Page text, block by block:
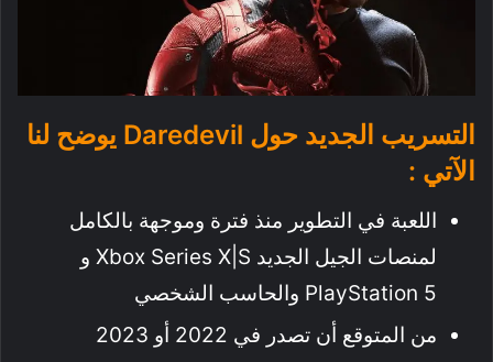
التسريب الجديد حول Daredevil يوضح لنا
الآتي :
اللعبة في التطوير منذ فترة وموجهة بالكامل
لمنصات الجيل الجديد Xbox Series X|S و
PlayStation 5 والحاسب الشخصي
من المتوقع أن تصدر في 2022 أو 2023